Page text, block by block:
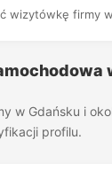
wizytówkę firmy
w Gdańsku i
profilu.